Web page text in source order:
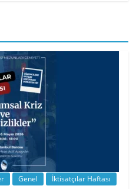
İÇİMİZDEN BİRİ PROF.
Genel İktisatçılar Haftası